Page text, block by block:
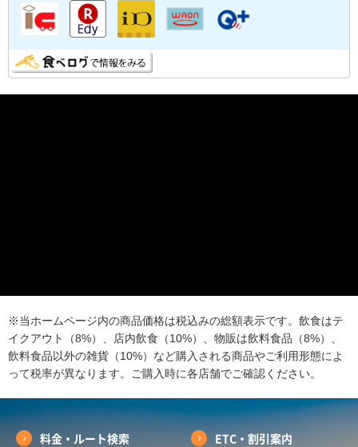
※当ホームページ内の商品価格は税込みの総額表示です。飲食はテ
イクアウト（8%）、店内飲食（10%）、物販は飲料食品（8%）、
飲料食品以外の雑貨（10%）など購入される商品やご利用形態によ
って税率が異なります。ご購入時に各店舗でご確認ください。
料金・ルート検索 ETC・割引案内